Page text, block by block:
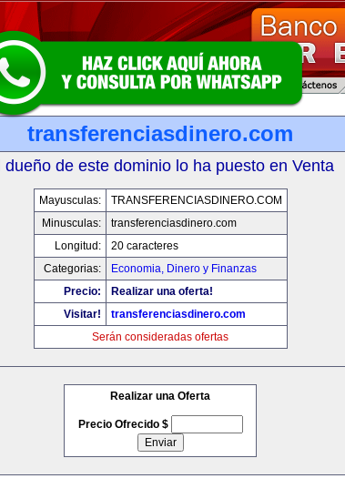
transferenciasdinero.com
dueño de este dominio lo ha puesto en Venta
Mayusculas:
TRANSFERENCIASDINERO.COM
Minusculas:
transferenciasdinero.com
Longitud:
20 caracteres
Categorias:
Economia, Dinero y Finanzas
Precio:
Realizar una oferta!
Visitar!
transferenciasdinero.com
Serán consideradas ofertas
Realizar una Oferta
Precio Ofrecido $